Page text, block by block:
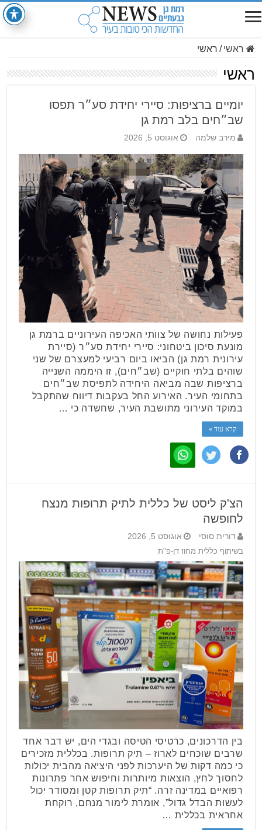
ראשי / ראשי
ראשי
יומיים ברציפות: סיירי יחידת סע״ר תפסו
שב״חים בלב רמת גן
מירב שלמה אוגוסט 5, 2026
פעילות נחושה של צוותי האכיפה העירוניים ברמת גן
מונעת סיכון ביטחוני: סיירי יחידת סע״ר (סיירת
עירונית רמת גן) הביאו ביום רביעי למעצרם של שני
שוהים בלתי חוקיים (שב״חים), זו היממה השנייה
ברציפות שבה מביאה היחידה לתפיסת שב״חים
בתחומי העיר. האירוע החל בעקבות דיווח שהתקבל
במוקד העירוני מתושבת העיר, שחשדה כי …
קרא עוד »
הצ'ק ליסט של כללית לתיק תרופות מנצח
לחופשה
דורית סוסי
אוגוסט 5, 2026
בשיתוף כללית מחוז דן-פ"ת
בין הדרכונים, כרטיסי הטיסה ובגדי הים, יש דבר אחד
שרבים שוכחים לארוז – תיק תרופות. בכללית מזכירים
כי כמה דקות של היערכות לפני היציאה מהבית יכולות
לחסוך לחץ, הוצאות מיותרות וחיפוש אחר פתרונות
רפואיים במדינה זרה. “תיק תרופות קטן ומסודר יכול
לעשות הבדל גדול”, אומרת לימור מנחם, רוקחת
אחראית בכללית …